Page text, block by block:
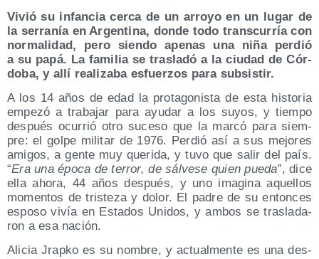
Vivió su infan­cia cer­ca de un arro­yo en un lugar de
la serra­nía en Argen­ti­na, don­de todo trans­cu­rría con
nor­ma­li­dad, pero sien­do ape­nas una niña per­dió
a su papá. La fami­lia se tras­la­dó a la ciu­dad de Cór­
do­ba, y allí rea­li­za­ba esfuer­zos para subsistir.
A los 14 años de edad la pro­ta­go­nis­ta de esta his­to­ria
empe­zó a tra­ba­jar para ayu­dar a los suyos, y tiem­po
des­pués ocu­rrió otro suce­so que la mar­có para siem­
pre: el gol­pe mili­tar de 1976. Per­dió así a sus mejo­res
ami­gos, a gen­te muy que­ri­da, y tuvo que salir del país.
“Era una épo­ca de terror, de sál­ve­se quien pue­da”, dice
ella aho­ra, 44 años des­pués, y uno ima­gi­na aque­llos
momen­tos de tris­te­za y dolor. El padre de su enton­ces
espo­so vivía en Esta­dos Uni­dos, y ambos se tras­la­da­
ron a esa nación.
Ali­cia Jrap­ko es su nom­bre, y actual­men­te es una des­